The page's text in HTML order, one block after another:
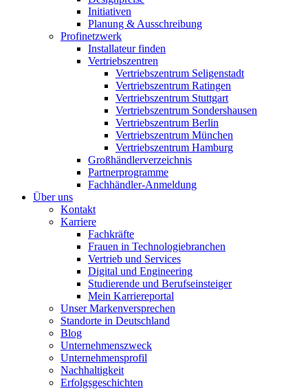
Initiativen
Planung & Ausschreibung
Profinetzwerk
Installateur finden
Vertriebszentren
Vertriebszentrum Seligenstadt
Vertriebszentrum Ratingen
Vertriebszentrum Stuttgart
Vertriebszentrum Sondershausen
Vertriebszentrum Berlin
Vertriebszentrum München
Vertriebszentrum Hamburg
Großhändlerverzeichnis
Partnerprogramme
Fachhändler-Anmeldung
Über uns
Kontakt
Karriere
Fachkräfte
Frauen in Technologiebranchen
Vertrieb und Services
Digital und Engineering
Studierende und Berufseinsteiger
Mein Karriereportal
Unser Markenversprechen
Standorte in Deutschland
Blog
Unternehmenszweck
Unternehmensprofil
Nachhaltigkeit
Erfolgsgeschichten